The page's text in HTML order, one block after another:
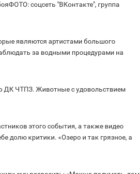
соцсеть "ВКонтакте", группа
являются артистами большого
за водными процедурами на
ДК ЧТПЗ. Животные с удовольствием
этого события, а также видео
долю критики. «Озеро и так грязное, а